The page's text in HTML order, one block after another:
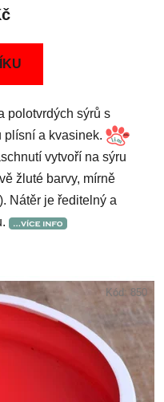
polotvrdých sýrů s
plísní a kvasinek.
vytvoří na sýru
žluté barvy, mírně
Nátěr je ředitelný a
Kód: 850